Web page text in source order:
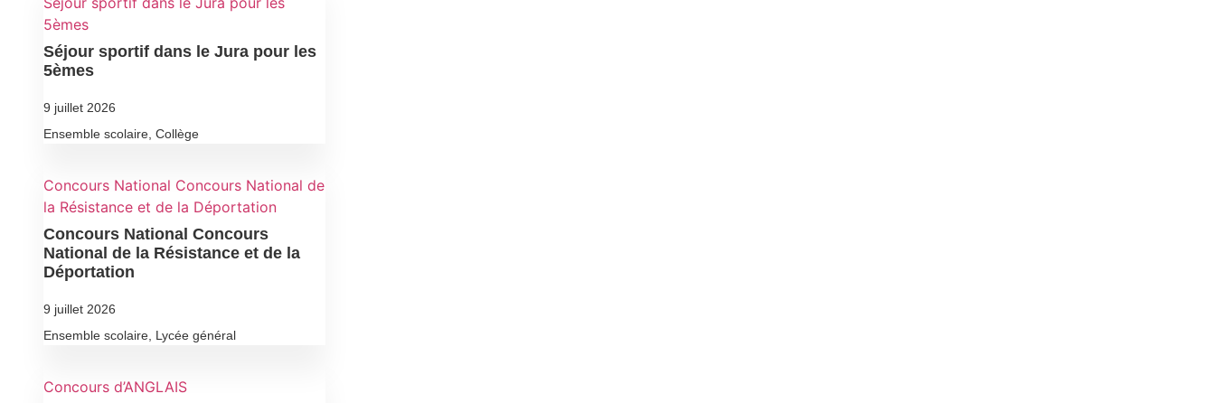
5èmes
Séjour sportif dans le Jura pour les
5èmes
9 juillet 2026
Ensemble scolaire Collège
Concours National Concours National de
la Résistance et de la Déportation
Concours National Concours
National de la Résistance et de la
Déportation
9 juillet 2026
Ensemble scolaire Lycée général
Concours d’ANGLAIS